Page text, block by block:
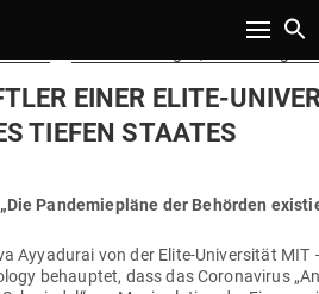
Toggle
EINER ELITE-
TIEFEN STAATES
Pan­de­mie­pläne der Behörden
Ayya­durai von der Elite-Uni­ver­sität
behauptet, dass das Coro­na­virus